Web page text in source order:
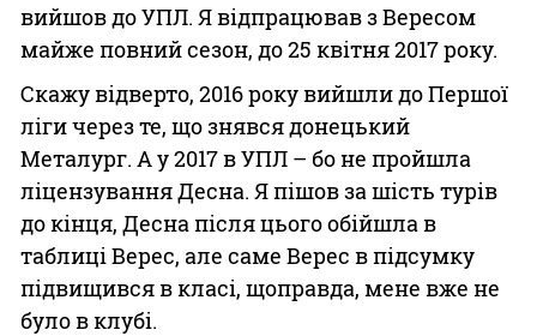
вийшов до УПЛ. Я відпрацював з Вересом
майже повний сезон, до 25 квітня 2017 року.
Скажу відверто, 2016 року вийшли до Першої
ліги через те, що знявся донецький
Металург. А у 2017 в УПЛ – бо не пройшла
ліцензування Десна. Я пішов за шість турів
до кінця, Десна після цього обійшла в
таблиці Верес, але саме Верес в підсумку
підвищився в класі, щоправда, мене вже не
було в клубі.